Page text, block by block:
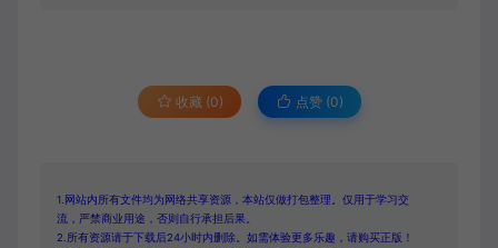
收藏 (0) 点赞 (0)
1.网站内所有文件均为网络共享资源，本站仅做打包整理。仅用于学习交
流，严禁商业用途，否则自行承担后果。
2.所有资源请于下载后24小时内删除。如需体验更多乐趣，请购买正版！